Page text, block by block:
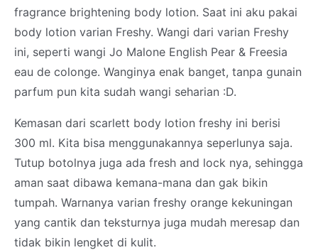
fragrance brightening body lotion. Saat ini aku pakai
body lotion varian Freshy. Wangi dari varian Freshy
ini, seperti wangi Jo Malone English Pear & Freesia
eau de colonge. Wanginya enak banget, tanpa gunain
parfum pun kita sudah wangi seharian :D.
Kemasan dari scarlett body lotion freshy ini berisi
300 ml. Kita bisa menggunakannya seperlunya saja.
Tutup botolnya juga ada fresh and lock nya, sehingga
aman saat dibawa kemana-mana dan gak bikin
tumpah. Warnanya varian freshy orange kekuningan
yang cantik dan teksturnya juga mudah meresap dan
tidak bikin lengket di kulit.